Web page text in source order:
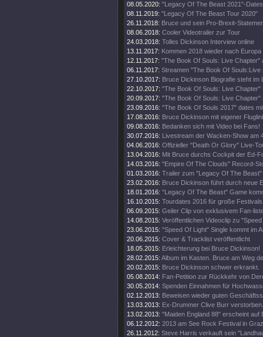
08.05.2020: "Legacy Of The Beast 2021"-Dates
08.11.2019: "Legacy Of The Beast Tour 2020"
26.11.2018: Bruce und sein Pro-Brexit-
08.06.2018: Cooler Videotrailer zur Tour
24.03.2018: Tolles Dickinson Interview online
13.11.2017: Kommen 2018 wieder nach Europa
12.11.2017: "The Book Of Souls: Live Chapter"
06.11.2017: Streamen "The Book Of Souls:Live
27.10.2017: Bruce Dickinson Biografie steht im
22.10.2017: "The Book Of Souls: Live Chapter"
20.09.2017: "The Book Of Souls: Live Chapter"
23.09.2016: "The Book Of Souls 2017" dates
17.08.2016: Bruce Dickinson mit eigener
09.08.2016: Bedanken sich mit Video bei Fans!
30.07.2016: Livestream der Wacken-Show am
04.06.2016: Offizieller "Death Or Glory" Live-
13.04.2016: Mit Bruce durchs Cockpit der Ed-
14.03.2016: "Empire Of The Clouds" Record-
01.03.2016: Trailer zum "Legacy Of The Beast"
23.02.2016: Bruce Dickinson führt durch neue
18.01.2016: "Legacy Of The Beast" Game
16.10.2015: Tourdates 2016 für große
06.09.2015: Geiler Clip von exklusivem Fan-
14.08.2015: Veröffentlichen Videoclip zu
23.06.2015: "Speed Of Light" Single kommt im
20.06.2015: Cover & Tracklist veröffentlicht
18.05.2015: Erleichterung bei Bruce Dickinson!
28.02.2015: Album im Kasten. Bruce am Weg
20.02.2015: Bruce Dickinson schwer erkrankt.
05.08.2014: Fan-Petition zur Rückkehr von
30.05.2014: Spenden Einnahmen für
02.12.2013: Beweisen wieder guten
13.03.2013: Ex-Drummer Clive Burr verstorben.
13.02.2013: "Maiden England 88" erscheint auf
06.12.2012: 2013 am See Rock Festival in Graz
26.11.2012: Steve Harris verkauft sein